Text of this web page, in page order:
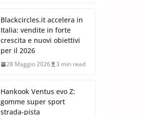
Blackcircles.it accelera in
Italia: vendite in forte
crescita e nuovi obiettivi
per il 2026
28 Maggio 2026 3 min read
Hankook Ventus evo Z:
gomme super sport
strada-pista